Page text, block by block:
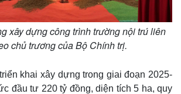
xây dựng công trình trường nội trú liên
chủ trương của Bộ Chính trị.
khai xây dựng trong giai đoạn 2025-
đầu tư 220 tỷ đồng, diện tích 5 ha, quy